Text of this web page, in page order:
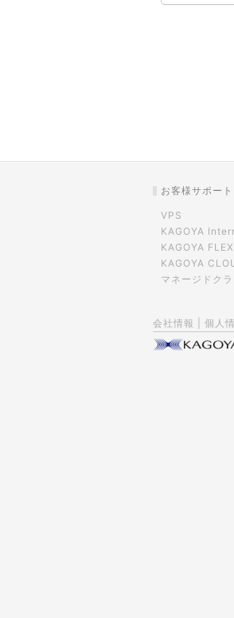
お客様サポート
VPS
KAGOYA
KAGOYA FLEX
KAGOYA
マネージドク
会社情報 個人